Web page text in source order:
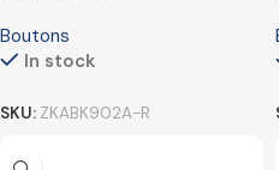
Boutons
In stock
SKU: ZKABK902A-R